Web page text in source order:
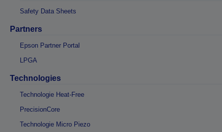
Safety Data Sheets
Partners
Epson Partner Portal
LPGA
Technologies
Technologie Heat-Free
PrecisionCore
Technologie Micro Piezo